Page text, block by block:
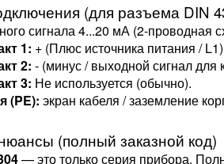
(для разъема DIN
сигнала 4...20 мА (2-проводная
1: + (Плюс источника питания / L1)
2: - (минус / выходной сигнал для
3: Не используется (обычно).
(PE): экран кабеля / заземление
(полный заказной код)
— это только серия прибора.